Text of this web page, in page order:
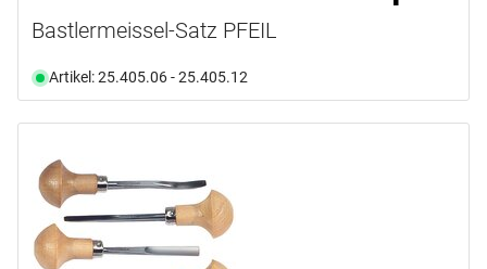
Bastlermeissel-Satz PFEIL
Artikel: 25.405.06 - 25.405.12